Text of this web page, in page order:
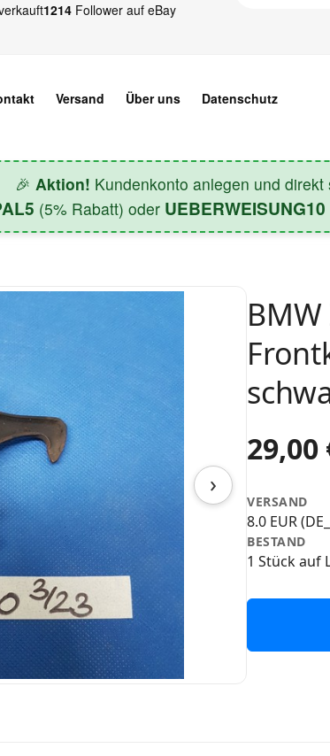
1214 Follower auf eBay
Versand Über uns Datenschutz
🎉 Aktion! Kundenkonto anlegen und direkt
(5% Rabatt) oder UEBERWEISUNG10
›
29,00
VERSAND
8.0 EUR
BESTAND
1 Stück auf